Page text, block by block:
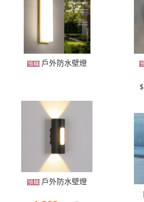
戶外防水壁燈
$
戶外防水壁燈